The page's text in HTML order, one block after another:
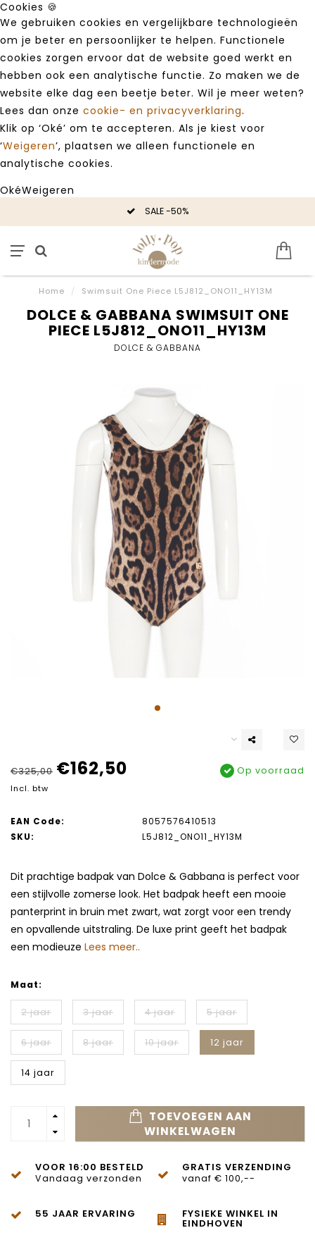
Cookies 🍪
We gebruiken cookies en vergelijkbare technologieën
om je beter en persoonlijker te helpen. Functionele
cookies zorgen ervoor dat de website goed werkt en
hebben ook een analytische functie. Zo maken we de
website elke dag een beetje beter. Wil je meer weten?
Lees dan onze cookie- en privacyverklaring.
Klik op ‘Oké’ om te accepteren. Als je kiest voor
‘Weigeren’, plaatsen we alleen functionele en
analytische cookies.
OkéWeigeren
SALE -50%
Home / Swimsuit One Piece L5J812_ONO11_HY13M
DOLCE & GABBANA SWIMSUIT ONE
PIECE L5J812_ONO11_HY13M
DOLCE & GABBANA
€325,00 €162,50
Incl. btw
Op voorraad
EAN Code:
8057576410513
SKU:
L5J812_ONO11_HY13M
Dit prachtige badpak van Dolce & Gabbana is perfect voor
een stijlvolle zomerse look. Het badpak heeft een mooie
panterprint in bruin met zwart, wat zorgt voor een trendy
en opvallende uitstraling. De luxe print geeft het badpak
een modieuze Lees meer..
Maat:
2 jaar 3 jaar 4 jaar 5 jaar
6 jaar 8 jaar 10 jaar 12 jaar
14 jaar
TOEVOEGEN AAN
WINKELWAGEN
VOOR 16:00 BESTELD
Vandaag verzonden
GRATIS VERZENDING
vanaf € 100,--
55 JAAR ERVARING FYSIEKE WINKEL IN
EINDHOVEN